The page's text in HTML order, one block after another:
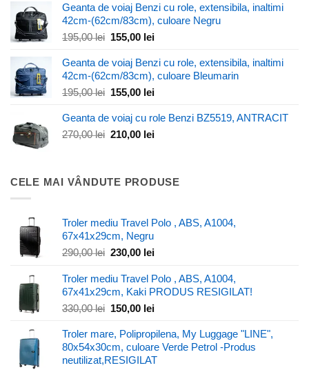
a
fost:
365,00 lei.
este:
250,00 lei.
Geanta de voiaj Benzi cu role, extensibila, inaltimi
42cm-(62cm/83cm), culoare Negru
195,00lei Prețul
a
fost:
195,00 lei.
155,00 leiPrețul
este:
155,00 lei.
Geanta de voiaj Benzi cu role, extensibila, inaltimi
42cm-(62cm/83cm), culoare Bleumarin
195,00lei Prețul
a
fost:
155,00 leiPrețul
este:
155,00 lei.
Geanta de voiaj cu role Benzi BZ5519, ANTRACIT
270,00lei Prețul
270,00 lei.
210,00 leiPrețul
CELE MAI VÂNDUTE PRODUSE
Troler mediu Travel Polo , ABS, A1004,
67x41x29cm, Negru
290,00lei Prețul
a
fost:
290,00 lei.
230,00 leiPrețul
este:
230,00 lei.
Troler mediu Travel Polo , ABS, A1004,
67x41x29cm, Kaki PRODUS RESIGILAT!
330,00lei Prețul
a
fost:
330,00 lei.
150,00 leiPrețul
este:
150,00 lei.
Troler mare, Polipropilena, My Luggage "LINE",
80x54x30cm, culoare Verde Petrol -Produs
neutilizat,RESIGILAT